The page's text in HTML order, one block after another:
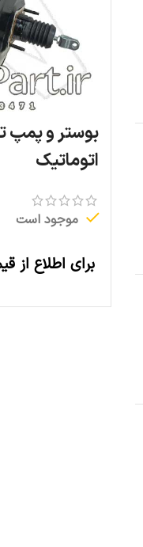
اتوماتیک
موجود است
برای اطلاع از